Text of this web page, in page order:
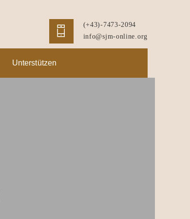
(+43)-7473-2094
info@sjm-online.org
Unterstützen